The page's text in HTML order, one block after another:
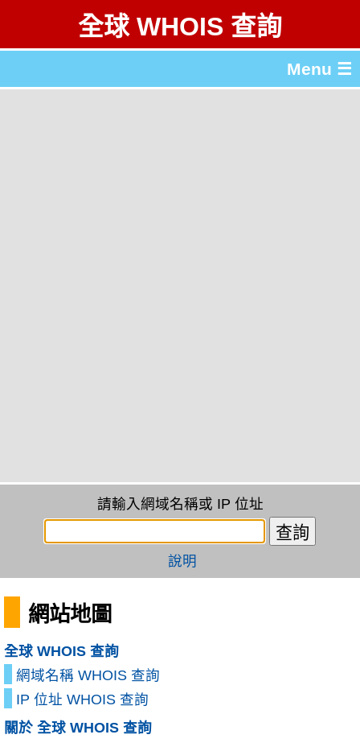
全球 WHOIS 查詢
Menu ☰
請輸入網域名稱或 IP 位址
說明
網站地圖
全球 WHOIS 查詢
網域名稱 WHOIS 查詢
IP 位址 WHOIS 查詢
關於 全球 WHOIS 查詢